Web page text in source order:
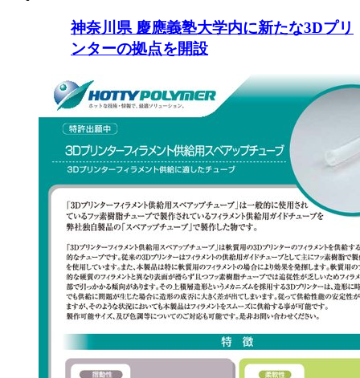
神奈川県 慶應義塾大学内に新たな3Dプリ
ンターの拠点を開設